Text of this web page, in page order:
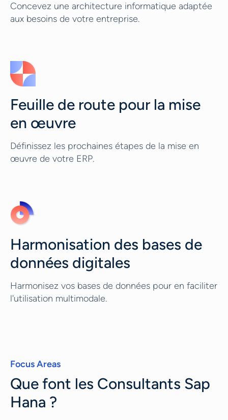
Concevez une architecture informatique adaptée
aux besoins de votre entreprise.
Feuille de route pour la mise
en œuvre
Définissez les prochaines étapes de la mise en
œuvre de votre ERP.
Harmonisation des bases de
données digitales
Harmonisez vos bases de données pour en faciliter
l'utilisation multimodale.
Focus Areas
Que font les Consultants Sap
Hana ?